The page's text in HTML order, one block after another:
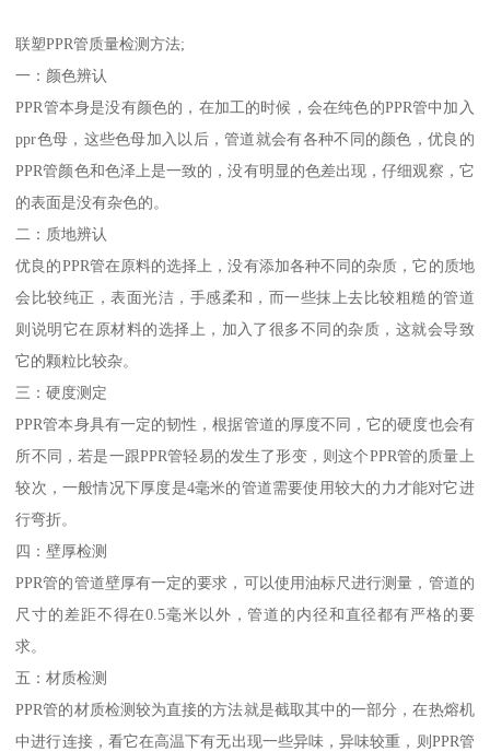
联塑PPR管质量检测方法;
一：颜色辨认
PPR管本身是没有颜色的，在加工的时候，会在纯色的PPR管中加入
ppr色母，这些色母加入以后，管道就会有各种不同的颜色，优良的
PPR管颜色和色泽上是一致的，没有明显的色差出现，仔细观察，它
的表面是没有杂色的。
二：质地辨认
优良的PPR管在原料的选择上，没有添加各种不同的杂质，它的质地
会比较纯正，表面光洁，手感柔和，而一些抹上去比较粗糙的管道
则说明它在原材料的选择上，加入了很多不同的杂质，这就会导致
它的颗粒比较杂。
三：硬度测定
PPR管本身具有一定的韧性，根据管道的厚度不同，它的硬度也会有
所不同，若是一跟PPR管轻易的发生了形变，则这个PPR管的质量上
较次，一般情况下厚度是4毫米的管道需要使用较大的力才能对它进
行弯折。
四：壁厚检测
PPR管的管道壁厚有一定的要求，可以使用油标尺进行测量，管道的
尺寸的差距不得在0.5毫米以外，管道的内径和直径都有严格的要
求。
五：材质检测
PPR管的材质检测较为直接的方法就是截取其中的一部分，在热熔机
中进行连接，看它在高温下有无出现一些异味，异味较重，则PPR管